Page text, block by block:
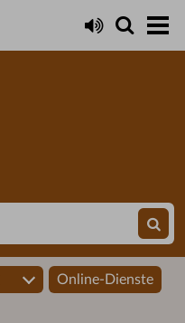
Online-Dienste